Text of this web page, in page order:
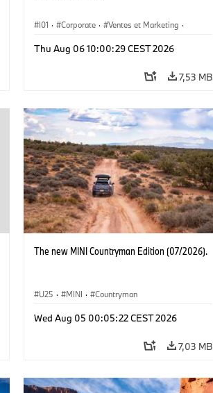
I01 · Corporate · Ventes et Marketing ·
Thu Aug 06 10:00:29 CEST 2026
7,53 MB
The new MINI Countryman Edition (07/2026).
U25 · MINI · Countryman
Wed Aug 05 00:05:22 CEST 2026
7,03 MB